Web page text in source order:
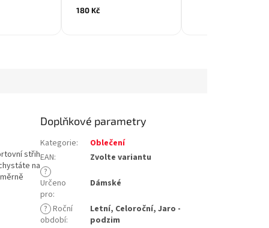
180 Kč
střih
na
Doplňkové parametry
Kategorie:
Oblečení
EAN:
Zvolte variantu
?
Určeno
pro:
Dámské
? Roční
období:
Letní, Celoroční, Jaro -
podzim